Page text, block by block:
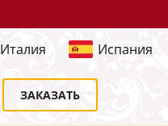
Италия Испания
ЗАКАЗАТЬ